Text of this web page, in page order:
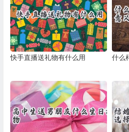
快手直播送礼物有什么用 什么